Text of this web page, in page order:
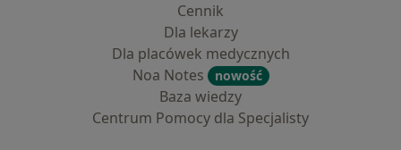
Cennik
Dla lekarzy
Dla placówek medycznych
Noa Notes
nowość
Baza wiedzy
Centrum Pomocy dla Specjalisty